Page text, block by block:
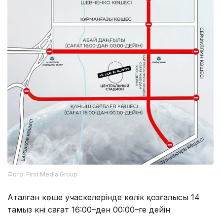
Фото: First Media Group
Аталған көше учаскелерінде көлік қозғалысы 14
тамыз күні сағат 16:00–ден 00:00–ге дейін